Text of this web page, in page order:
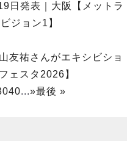
日発表｜大阪【メットラ
ジョン1】
友祐さんがエキシビショ
ェスタ2026】
40...»最後 »